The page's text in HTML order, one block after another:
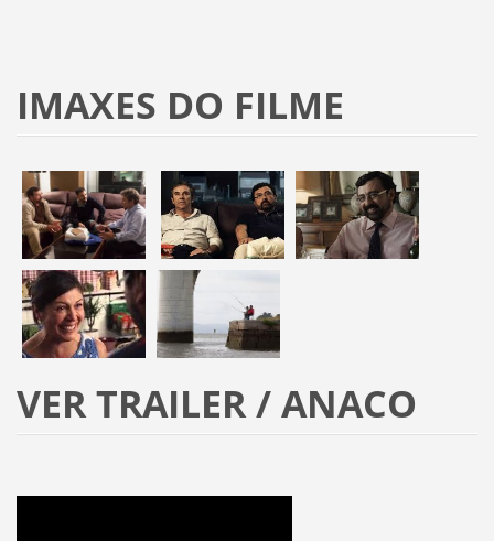
IMAXES DO FILME
VER TRAILER / ANACO